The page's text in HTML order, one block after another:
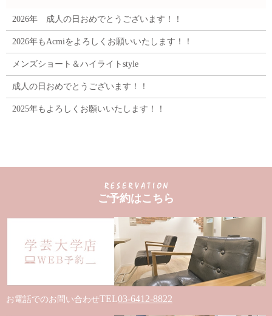
2026年 成人の日おめでとうございます！！
2026年もAcmiをよろしくお願いいたします！！
メンズショート＆ハイライトstyle
成人の日おめでとうございます！！
2025年もよろしくお願いいたします！！
ご予約はこちら
お電話でのお問い合わせTEL03-6412-8822